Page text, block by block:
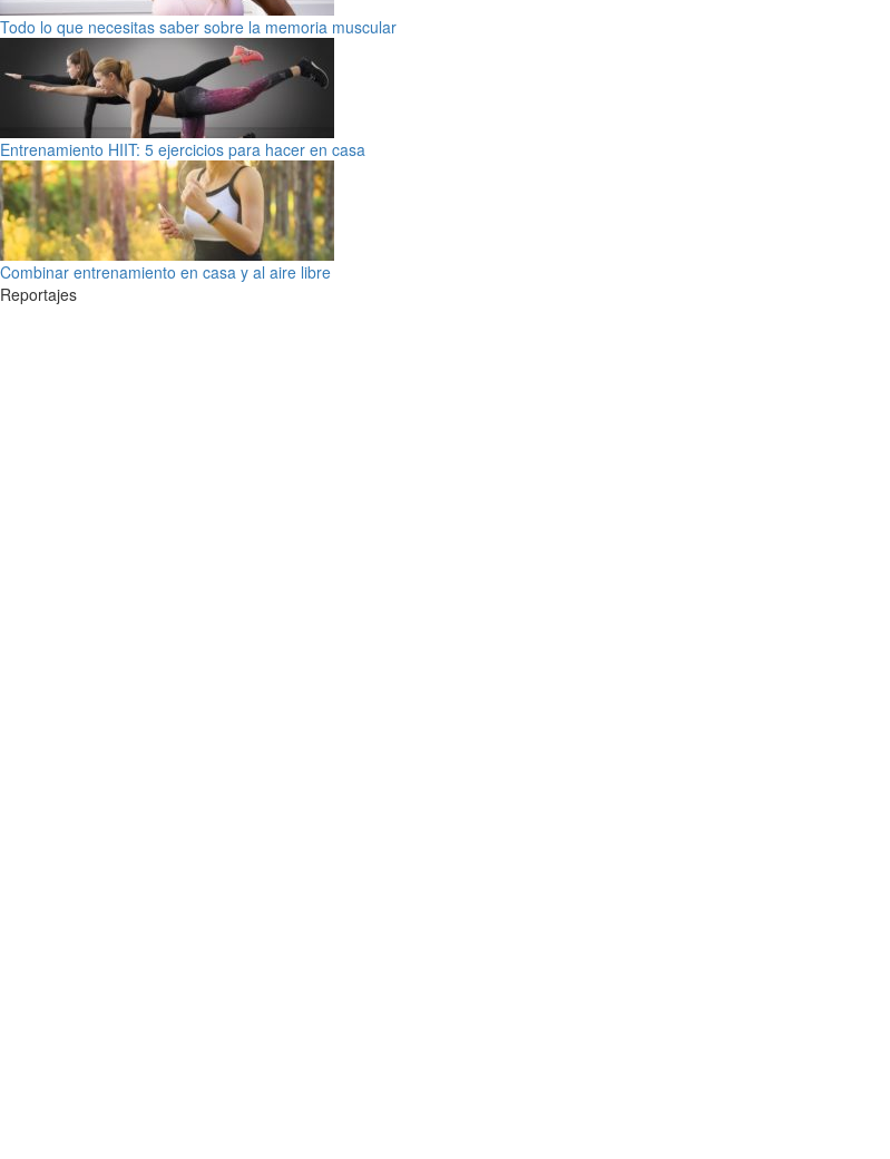
Todo lo que necesitas saber sobre la memoria muscular
Entrenamiento HIIT: 5 ejercicios para hacer en casa
Combinar entrenamiento en casa y al aire libre
Reportajes